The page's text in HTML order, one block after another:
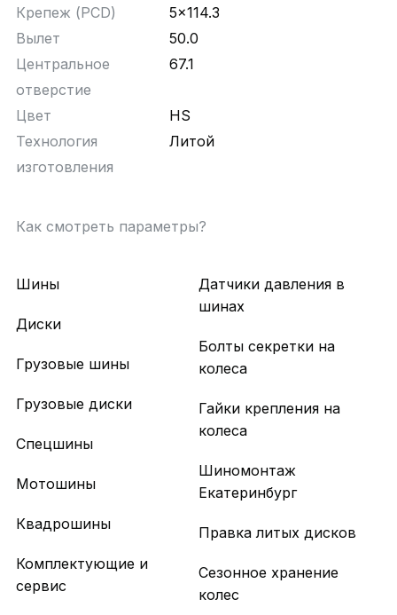
Крепеж (PCD)
5x114.3
Вылет
50.0
Центральное
отверстие
67.1
Цвет
HS
Технология
изготовления
Литой
Как смотреть параметры?
Шины
Диски
Грузовые шины
Грузовые диски
Спецшины
Мотошины
Квадрошины
Комплектующие и
сервис
Датчики давления в
шинах
Болты секретки на
колеса
Гайки крепления на
колеса
Шиномонтаж
Екатеринбург
Правка литых дисков
Сезонное хранение
колес